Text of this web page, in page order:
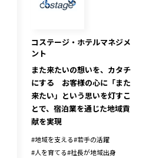
兵庫エリア
島根エリア
広島エリア
徳島エリア
愛媛エリア
福岡エリア
長崎エリア
大分エリア
コステージ・ホテルマネジメ
ント
また来たいの想いを、カタチ
にする お客様の心に「また
来たい」という思いを灯すこ
とで、宿泊業を通じた地域貢
献を実現
#地域を支える#若手の活躍
#人を育てる#社長が地域出身